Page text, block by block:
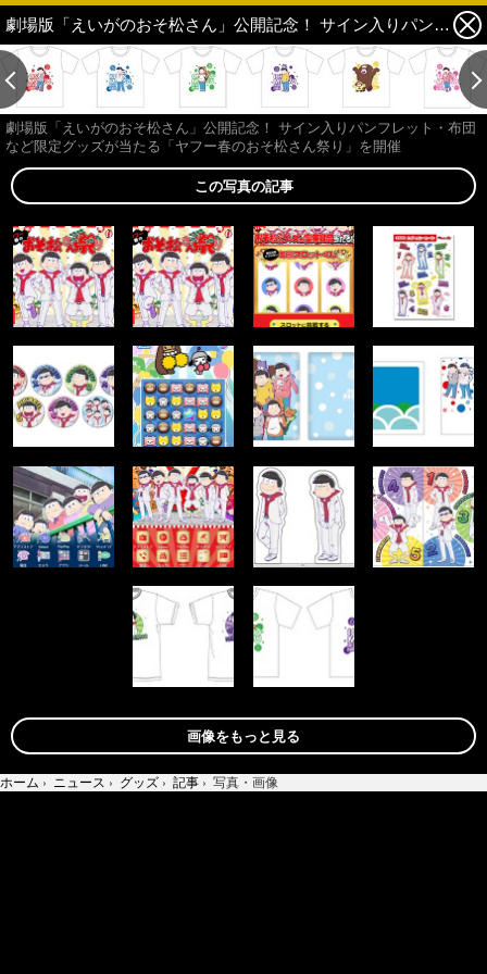
劇場版「えいがのおそ松さん」公開記念！ サイン入りパンフレット・布団など限定グッズが当たる「ヤフー春のおそ松さん祭り」を開催 14枚目の写真・画像
劇場版「えいがのおそ松さん」公開記念！ サイン入りパンフレット・布団
など限定グッズが当たる「ヤフー春のおそ松さん祭り」を開催
この写真の記事
画像をもっと見る
ホーム › ニュース › グッズ › 記事 › 写真・画像